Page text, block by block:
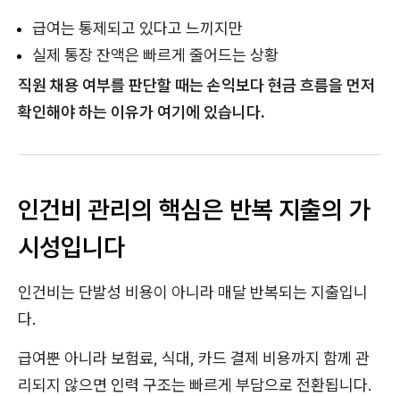
급여는 통제되고 있다고 느끼지만
실제 통장 잔액은 빠르게 줄어드는 상황
직원 채용 여부를 판단할 때는 손익보다 현금 흐름을 먼저
확인해야 하는 이유가 여기에 있습니다.
인건비 관리의 핵심은 반복 지출의 가
시성입니다
인건비는 단발성 비용이 아니라 매달 반복되는 지출입니
다.
급여뿐 아니라 보험료, 식대, 카드 결제 비용까지 함께 관
리되지 않으면 인력 구조는 빠르게 부담으로 전환됩니다.